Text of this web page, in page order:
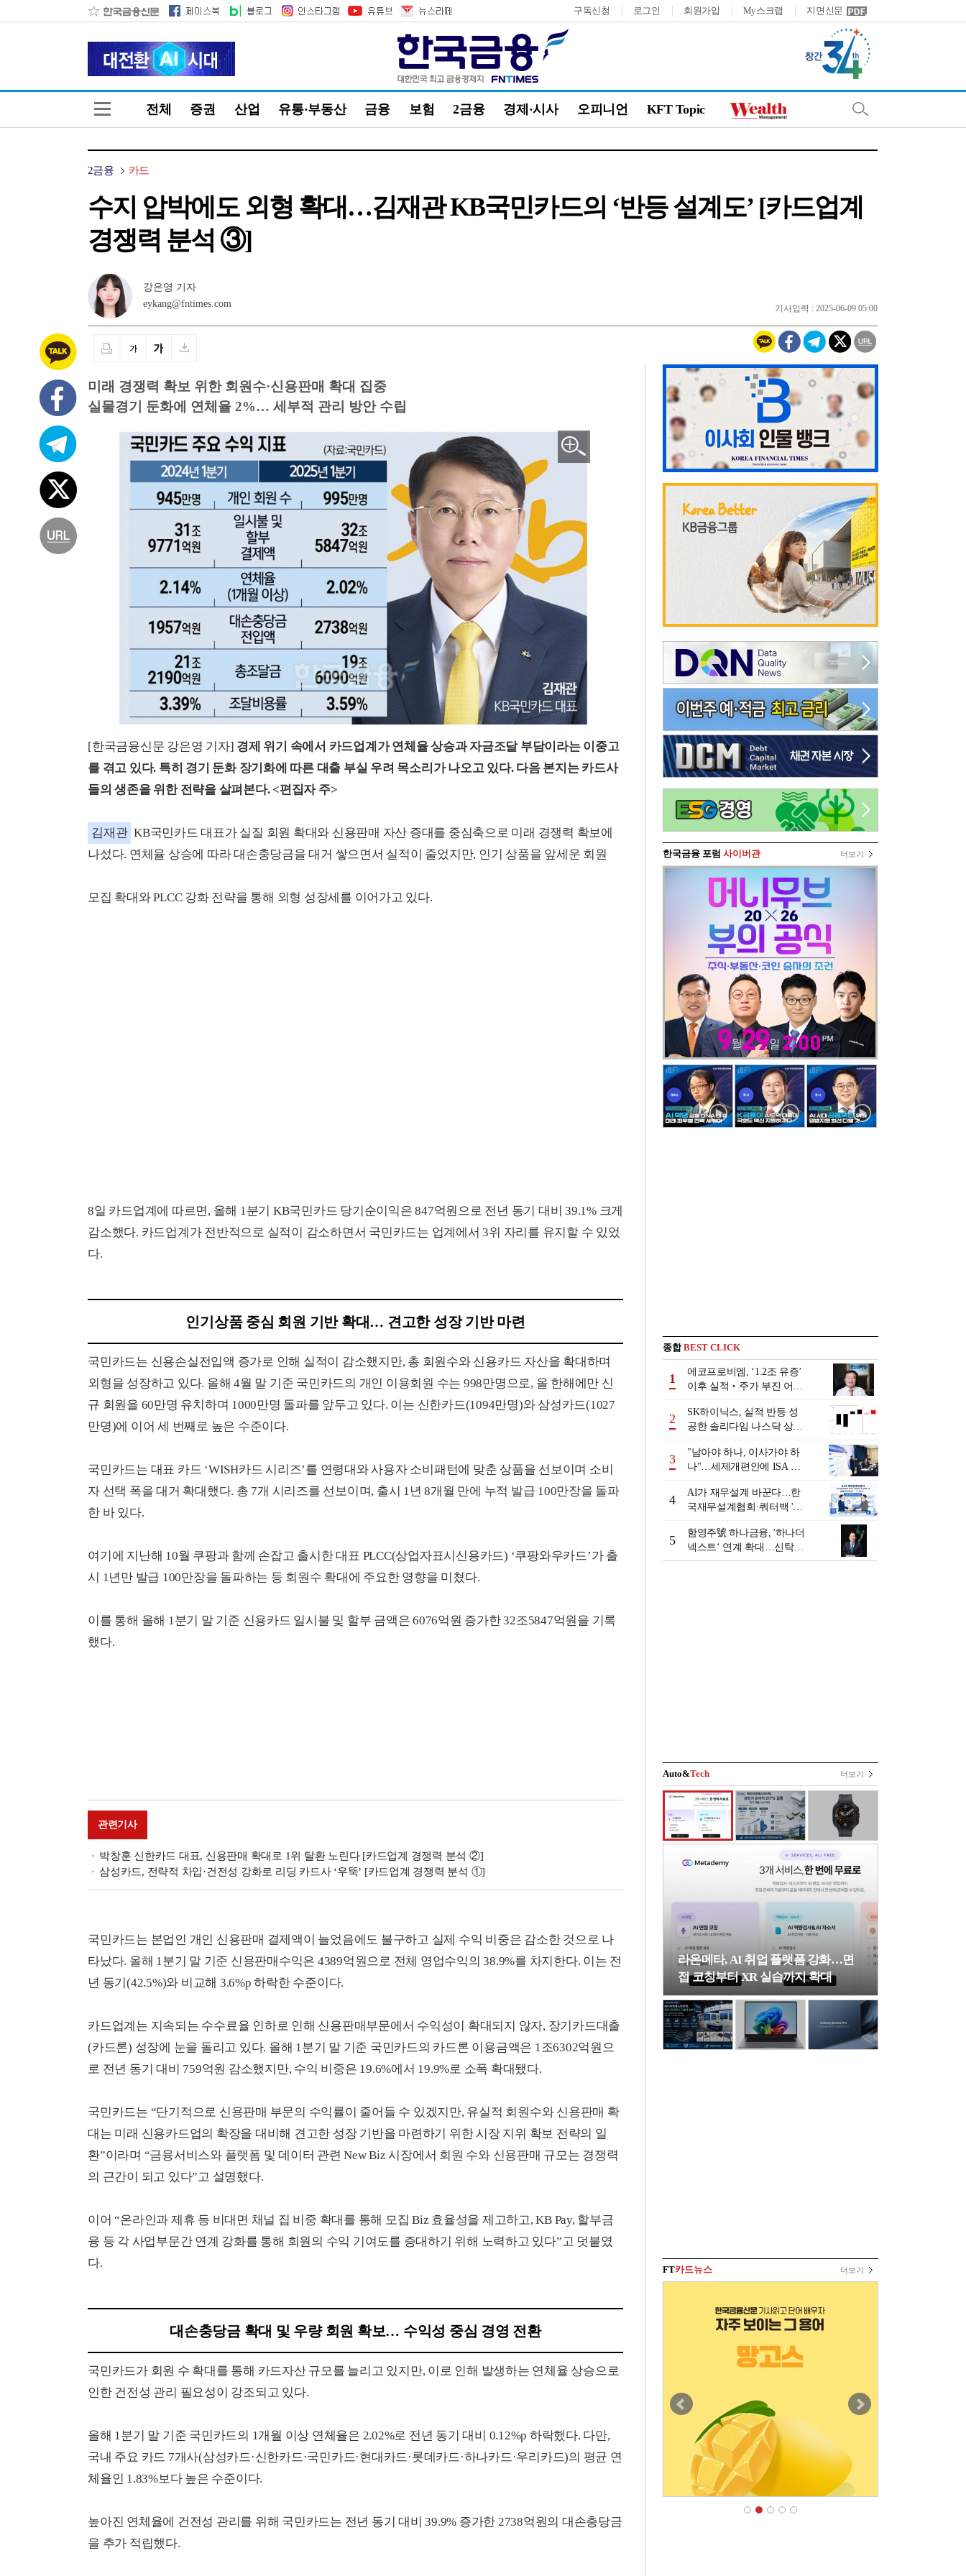
구독신청 로그인 회원가입 My스크랩 지면신문
전체 증권 산업 유통·부동산 금융 보험 2금융 경제·시사 오피니언 KFT Topic
2금융 카드
수지 압박에도 외형 확대…김재관 KB국민카드의 ‘반등 설계도’ [카드업계
경쟁력 분석 ③]
강은영 기자
eykang@fntimes.com
기사입력 : 2025-06-09 05:00
미래 경쟁력 확보 위한 회원수·신용판매 확대 집중
실물경기 둔화에 연체율 2%… 세부적 관리 방안 수립
[한국금융신문 강은영 기자] 경제 위기 속에서 카드업계가 연체율 상승과 자금조달 부담이라는 이중고
를 겪고 있다. 특히 경기 둔화 장기화에 따른 대출 부실 우려 목소리가 나오고 있다. 다음 본지는 카드사
들의 생존을 위한 전략을 살펴본다. <편집자 주>
김재관 KB국민카드 대표가 실질 회원 확대와 신용판매 자산 증대를 중심축으로 미래 경쟁력 확보에
나섰다. 연체율 상승에 따라 대손충당금을 대거 쌓으면서 실적이 줄었지만, 인기 상품을 앞세운 회원
모집 확대와 PLCC 강화 전략을 통해 외형 성장세를 이어가고 있다.
8일 카드업계에 따르면, 올해 1분기 KB국민카드 당기순이익은 847억원으로 전년 동기 대비 39.1% 크게
감소했다. 카드업계가 전반적으로 실적이 감소하면서 국민카드는 업계에서 3위 자리를 유지할 수 있었
다.
인기상품 중심 회원 기반 확대… 견고한 성장 기반 마련
국민카드는 신용손실전입액 증가로 인해 실적이 감소했지만, 총 회원수와 신용카드 자산을 확대하며
외형을 성장하고 있다. 올해 4월 말 기준 국민카드의 개인 이용회원 수는 998만명으로, 올 한해에만 신
규 회원을 60만명 유치하며 1000만명 돌파를 앞두고 있다. 이는 신한카드(1094만명)와 삼성카드(1027
만명)에 이어 세 번째로 높은 수준이다.
국민카드는 대표 카드 ‘WISH카드 시리즈’를 연령대와 사용자 소비패턴에 맞춘 상품을 선보이며 소비
자 선택 폭을 대거 확대했다. 총 7개 시리즈를 선보이며, 출시 1년 8개월 만에 누적 발급 100만장을 돌파
한 바 있다.
여기에 지난해 10월 쿠팡과 함께 손잡고 출시한 대표 PLCC(상업자표시신용카드) ‘쿠팡와우카드’가 출
시 1년만 발급 100만장을 돌파하는 등 회원수 확대에 주요한 영향을 미쳤다.
이를 통해 올해 1분기 말 기준 신용카드 일시불 및 할부 금액은 6076억원 증가한 32조5847억원을 기록
했다.
관련기사
박창훈 신한카드 대표, 신용판매 확대로 1위 탈환 노린다 [카드업계 경쟁력 분석 ②]
삼성카드, 전략적 차입·건전성 강화로 리딩 카드사 ‘우뚝’ [카드업계 경쟁력 분석 ①]
국민카드는 본업인 개인 신용판매 결제액이 늘었음에도 불구하고 실제 수익 비중은 감소한 것으로 나
타났다. 올해 1분기 말 기준 신용판매수익은 4389억원으로 전체 영업수익의 38.9%를 차지한다. 이는 전
년 동기(42.5%)와 비교해 3.6%p 하락한 수준이다.
카드업계는 지속되는 수수료율 인하로 인해 신용판매부문에서 수익성이 확대되지 않자, 장기카드대출
(카드론) 성장에 눈을 돌리고 있다. 올해 1분기 말 기준 국민카드의 카드론 이용금액은 1조6302억원으
로 전년 동기 대비 759억원 감소했지만, 수익 비중은 19.6%에서 19.9%로 소폭 확대됐다.
국민카드는 “단기적으로 신용판매 부문의 수익률이 줄어들 수 있겠지만, 유실적 회원수와 신용판매 확
대는 미래 신용카드업의 확장을 대비해 견고한 성장 기반을 마련하기 위한 시장 지위 확보 전략의 일
환”이라며 “금융서비스와 플랫폼 및 데이터 관련 New Biz 시장에서 회원 수와 신용판매 규모는 경쟁력
의 근간이 되고 있다”고 설명했다.
이어 “온라인과 제휴 등 비대면 채널 집 비중 확대를 통해 모집 Biz 효율성을 제고하고, KB Pay, 할부금
융 등 각 사업부문간 연계 강화를 통해 회원의 수익 기여도를 증대하기 위해 노력하고 있다”고 덧붙였
다.
대손충당금 확대 및 우량 회원 확보… 수익성 중심 경영 전환
국민카드가 회원 수 확대를 통해 카드자산 규모를 늘리고 있지만, 이로 인해 발생하는 연체율 상승으로
인한 건전성 관리 필요성이 강조되고 있다.
올해 1분기 말 기준 국민카드의 1개월 이상 연체율은 2.02%로 전년 동기 대비 0.12%p 하락했다. 다만,
국내 주요 카드 7개사(삼성카드·신한카드·국민카드·현대카드·롯데카드·하나카드·우리카드)의 평균 연
체율인 1.83%보다 높은 수준이다.
높아진 연체율에 건전성 관리를 위해 국민카드는 전년 동기 대비 39.9% 증가한 2738억원의 대손충당금
을 추가 적립했다.
한국금융 포럼 사이버관 더보기
종합BEST CLICK
1
에코프로비엠, ‘1.2조 유증’
이후 실적‧주가 부진 어쩌
2
SK하이닉스, 실적 반등 성
공한 솔리다임 나스닥 상장
3
"남아야 하나, 이사가야 하
나"…세제개편안에 ISA 투
4
AI가 재무설계 바꾼다…한
국재무설계협회·쿼터백 '베
5
함영주號 하나금융, '하나더
넥스트‘ 연계 확대…신탁수
수료 2배 증가 효과 [금융 시
Auto&Tech 더보기
라온메타, AI 취업 플랫폼 강화…면
접 코칭부터 XR 실습까지 확대
FT카드뉴스 더보기